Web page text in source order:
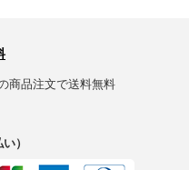
商品注文で送料無料
）